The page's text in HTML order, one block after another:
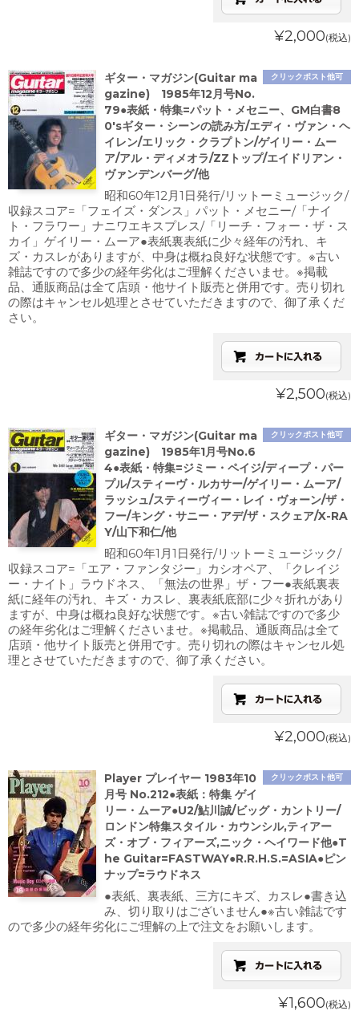
¥2,000(税込)
クリックポスト他可
ギター・マガジン(Guitar ma
gazine) 1985年12月号No.
79●表紙・特集=パット・メセニー、GM白書8
0'sギター・シーンの読み方/エディ・ヴァン・ヘ
イレン/エリック・クラプトン/ゲイリー・ムー
ア/アル・ディメオラ/ZZトップ/エイドリアン・
ヴァンデンバーグ/他
昭和60年12月1日発行/リットーミュージック/
収録スコア=「フェイズ・ダンス」パット・メセニー/「ナイ
ト・フラワー」ナニワエキスプレス/「リーチ・フォー・ザ・ス
カイ」ゲイリー・ムーア●表紙裏表紙に少々経年の汚れ、キ
ズ・カスレがありますが、中身は概ね良好な状態です。※古い
雑誌ですので多少の経年劣化はご理解くださいませ。※掲載
品、通販商品は全て店頭・他サイト販売と併用です。売り切れ
の際はキャンセル処理とさせていただきますので、御了承くだ
さい。
¥2,500(税込)
クリックポスト他可
ギター・マガジン(Guitar ma
gazine) 1985年1月号No.6
4●表紙・特集=ジミー・ペイジ/ディープ・パー
プル/スティーヴ・ルカサー/ゲイリー・ムーア/
ラッシュ/スティーヴィー・レイ・ヴォーン/ザ・
フー/キング・サニー・アデ/ザ・スクェア/X-RA
Y/山下和仁/他
昭和60年1月1日発行/リットーミュージック/
収録スコア=「エア・ファンタジー」カシオペア、「クレイジ
ー・ナイト」ラウドネス、「無法の世界」ザ・フー●表紙裏表
紙に経年の汚れ、キズ・カスレ、裏表紙底部に少々折れがあり
ますが、中身は概ね良好な状態です。※古い雑誌ですので多少
の経年劣化はご理解くださいませ。※掲載品、通販商品は全て
店頭・他サイト販売と併用です。売り切れの際はキャンセル処
理とさせていただきますので、御了承ください。
¥2,000(税込)
クリックポスト他可
Player プレイヤー 1983年10
月号 No.212●表紙：特集 ゲイ
リー・ムーア●U2/鮎川誠/ビッグ・カントリー/
ロンドン特集スタイル・カウンシル,ティアー
ズ・オブ・フィアーズ,ニック・ヘイワード他●T
he Guitar=FASTWAY●R.R.H.S.=ASIA●ピン
ナップ=ラウドネス
●表紙、裏表紙、三方にキズ、カスレ●書き込
み、切り取りはございません●※古い雑誌です
ので多少の経年劣化にご理解の上で注文をお願いします。
¥1,600(税込)